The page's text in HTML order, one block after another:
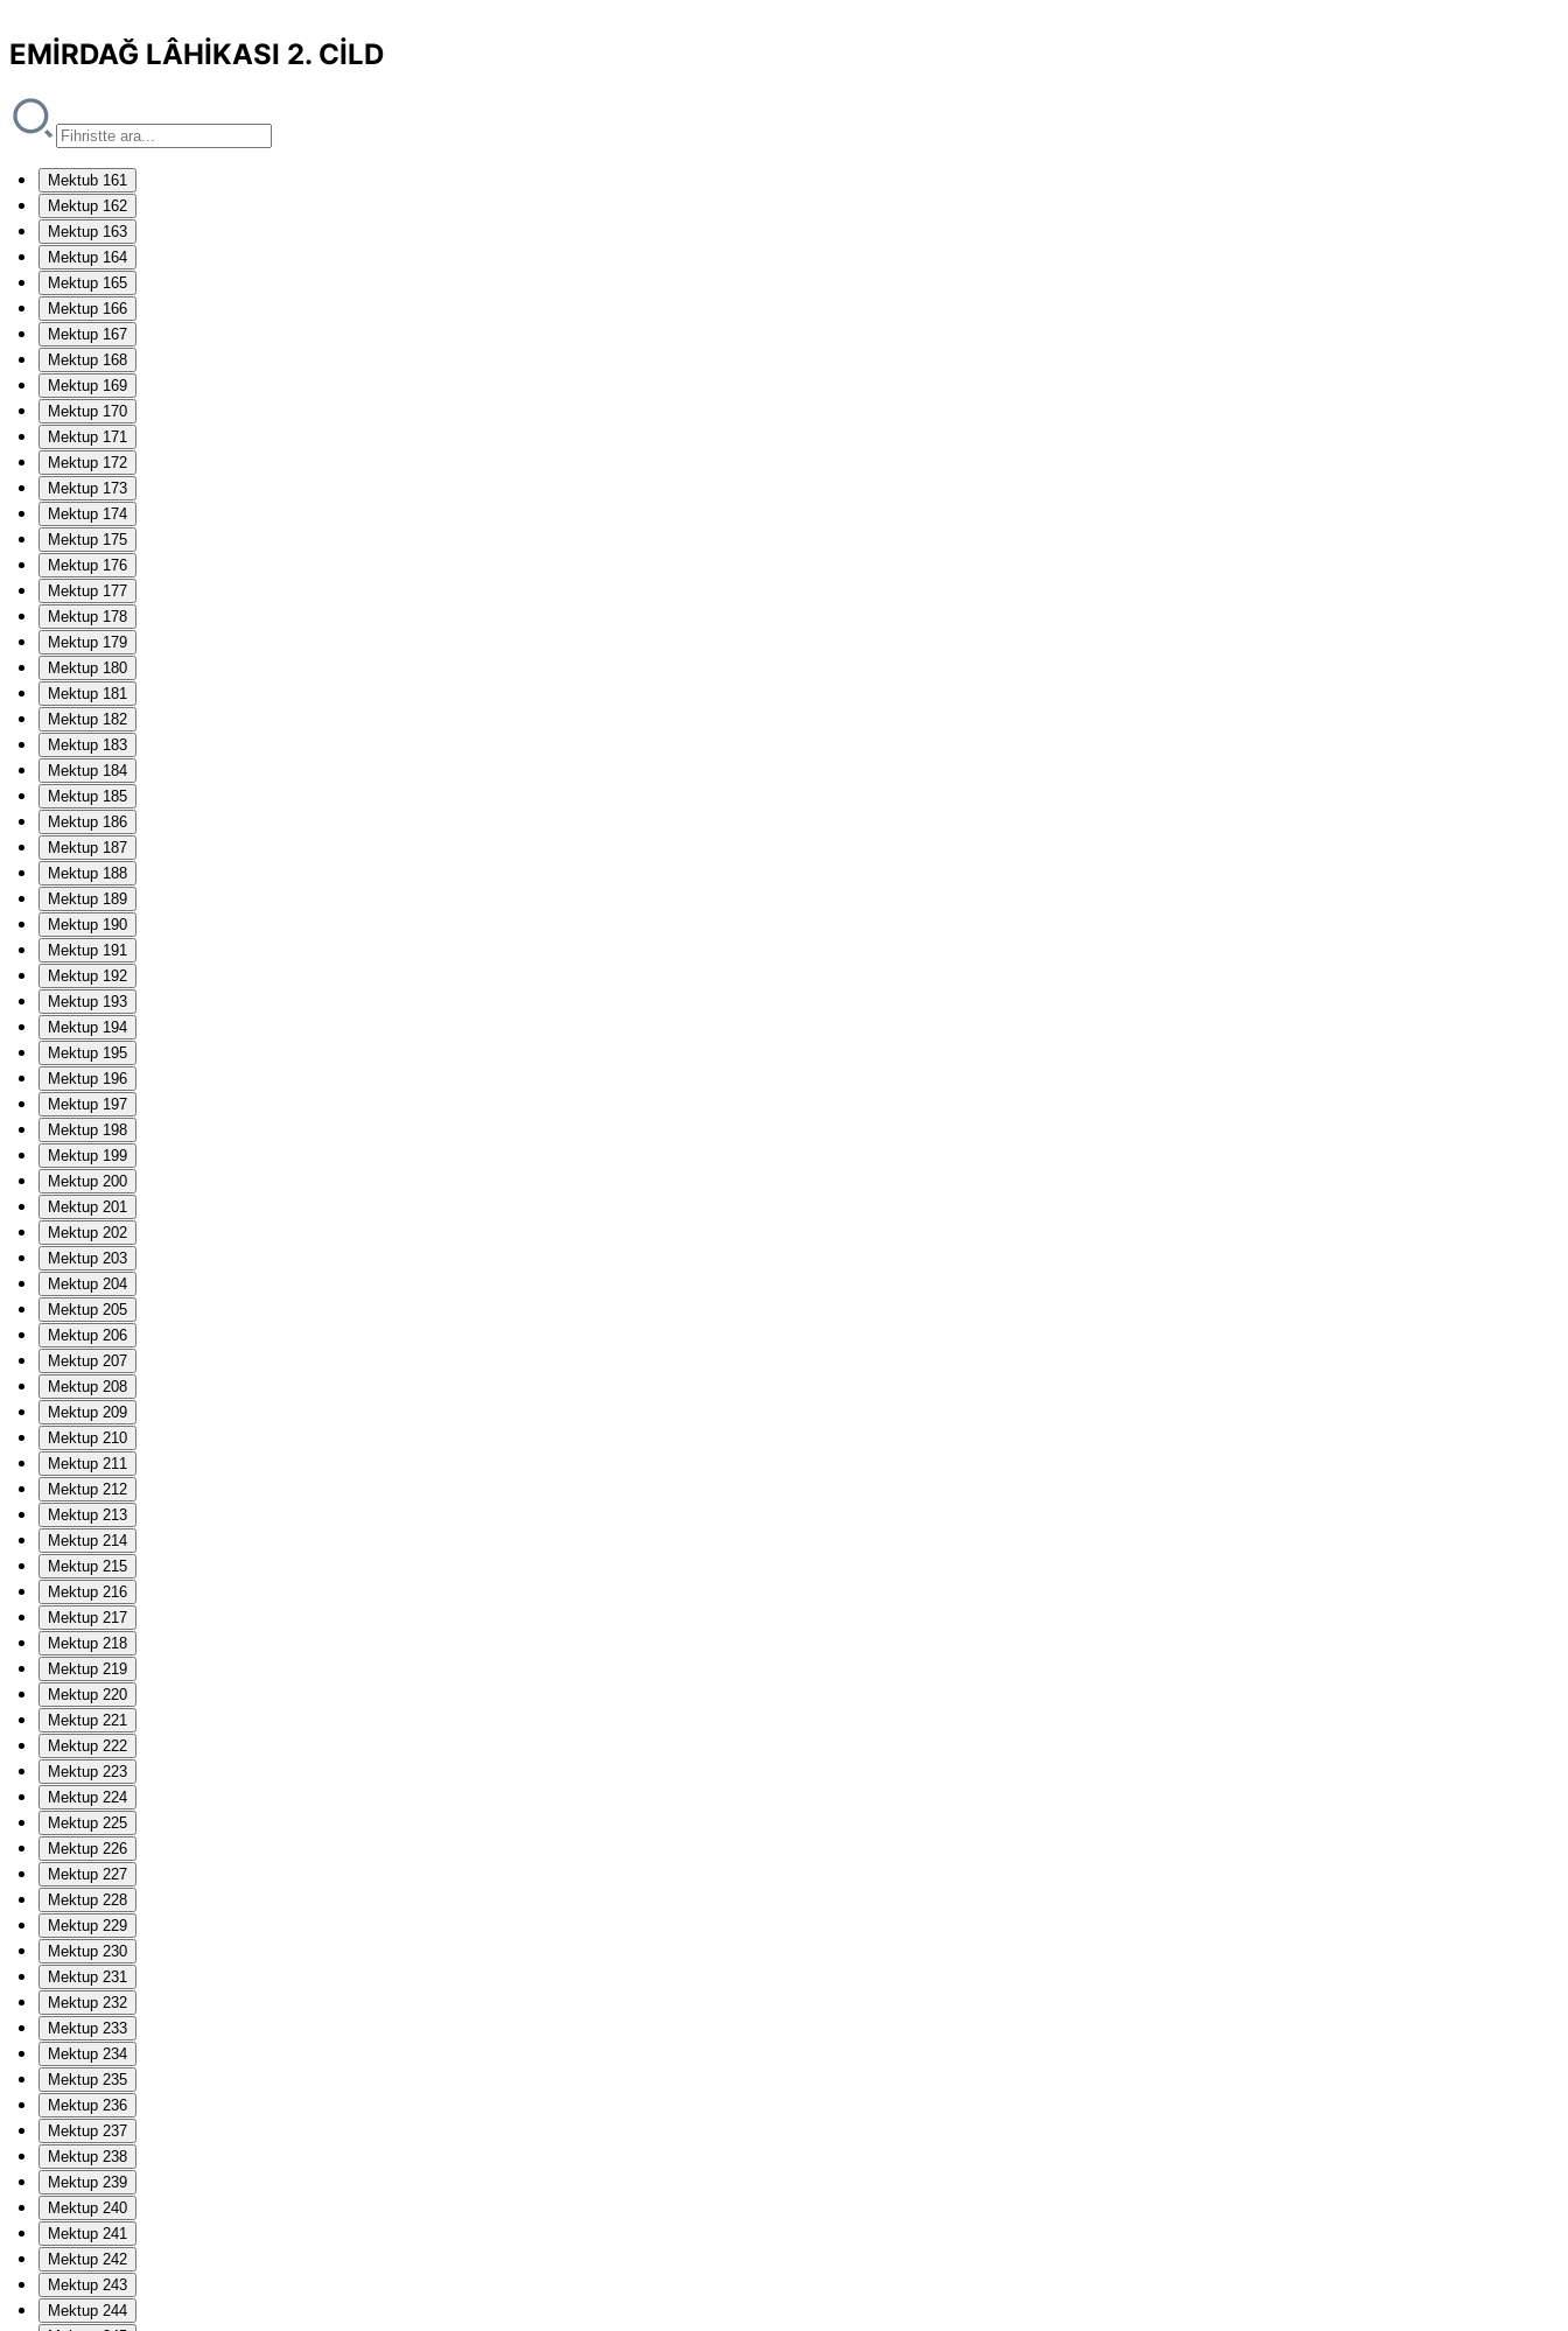
EMİRDAĞ LÂHİKASI 2. CİLD
Mektub 161
Mektup 162
Mektup 163
Mektup 164
Mektup 165
Mektup 166
Mektup 167
Mektup 168
Mektup 169
Mektup 170
Mektup 171
Mektup 172
Mektup 173
Mektup 174
Mektup 175
Mektup 176
Mektup 177
Mektup 178
Mektup 179
Mektup 180
Mektup 181
Mektup 182
Mektup 183
Mektup 184
Mektup 185
Mektup 186
Mektup 187
Mektup 188
Mektup 189
Mektup 190
Mektup 191
Mektup 192
Mektup 193
Mektup 194
Mektup 195
Mektup 196
Mektup 197
Mektup 198
Mektup 199
Mektup 200
Mektup 201
Mektup 202
Mektup 203
Mektup 204
Mektup 205
Mektup 206
Mektup 207
Mektup 208
Mektup 209
Mektup 210
Mektup 211
Mektup 212
Mektup 213
Mektup 214
Mektup 215
Mektup 216
Mektup 217
Mektup 218
Mektup 219
Mektup 220
Mektup 221
Mektup 222
Mektup 223
Mektup 224
Mektup 225
Mektup 226
Mektup 227
Mektup 228
Mektup 229
Mektup 230
Mektup 231
Mektup 232
Mektup 233
Mektup 234
Mektup 235
Mektup 236
Mektup 237
Mektup 238
Mektup 239
Mektup 240
Mektup 241
Mektup 242
Mektup 243
Mektup 244